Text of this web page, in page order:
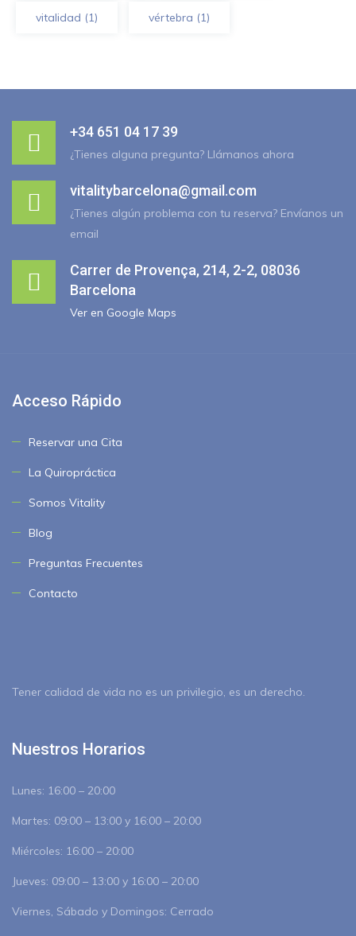
vitalidad (1) vértebra (1)
+34 651 04 17 39
¿Tienes alguna pregunta? Llámanos ahora
vitalitybarcelona@gmail.com
¿Tienes algún problema con tu reserva? Envíanos un
email
Carrer de Provença, 214, 2-2, 08036
Barcelona
Ver en Google Maps
Acceso Rápido
Reservar una Cita
La Quiropráctica
Somos Vitality
Blog
Preguntas Frecuentes
Contacto
Tener calidad de vida no es un privilegio, es un derecho.
Nuestros Horarios
Lunes: 16:00 – 20:00
Martes: 09:00 – 13:00 y 16:00 – 20:00
Miércoles: 16:00 – 20:00
Jueves: 09:00 – 13:00 y 16:00 – 20:00
Viernes, Sábado y Domingos: Cerrado